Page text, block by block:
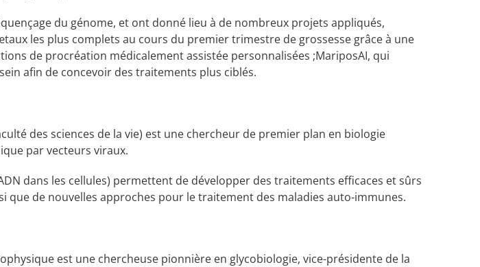
du génome, et ont donné lieu à de nombreux projets appliqués,
les plus complets au cours du premier trimestre de grossesse grâce à une
de procréation médicalement assistée personnalisées ;MariposAI, qui
afin de concevoir des traitements plus ciblés.
des sciences de la vie) est une chercheur de premier plan en biologie
par vecteurs viraux.
dans les cellules) permettent de développer des traitements efficaces et sûrs
que de nouvelles approches pour le traitement des maladies auto-immunes.
est une chercheuse pionnière en glycobiologie, vice-présidente de la